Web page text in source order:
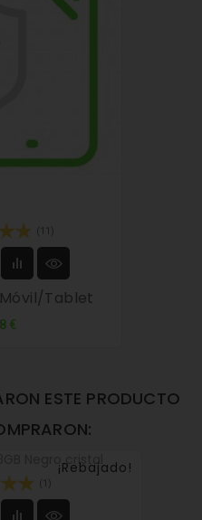
(11)
Móvil/tablet
€
ESTE PRODUCTO
¡Rebajado!
(1)